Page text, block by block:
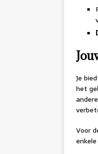
Je
het
Voor